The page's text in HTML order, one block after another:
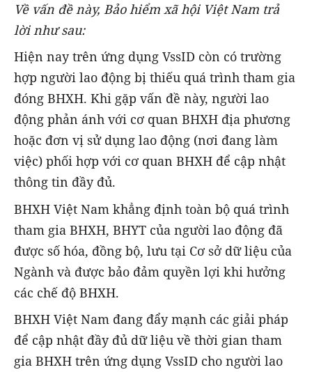
Về vấn đề này, Bảo hiểm xã hội Việt Nam trả
lời như sau:
Hiện nay trên ứng dụng VssID còn có trường
hợp người lao động bị thiếu quá trình tham gia
đóng BHXH. Khi gặp vấn đề này, người lao
động phản ánh với cơ quan BHXH địa phương
hoặc đơn vị sử dụng lao động (nơi đang làm
việc) phối hợp với cơ quan BHXH để cập nhật
thông tin đầy đủ.
BHXH Việt Nam khẳng định toàn bộ quá trình
tham gia BHXH, BHYT của người lao động đã
được số hóa, đồng bộ, lưu tại Cơ sở dữ liệu của
Ngành và được bảo đảm quyền lợi khi hưởng
các chế độ BHXH.
BHXH Việt Nam đang đẩy mạnh các giải pháp
để cập nhật đầy đủ dữ liệu về thời gian tham
gia BHXH trên ứng dụng VssID cho người lao